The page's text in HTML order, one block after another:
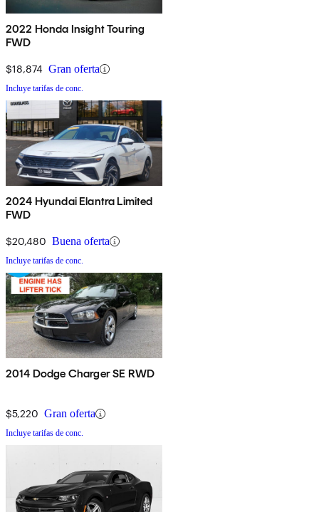
2022 Honda Insight Touring
FWD
$18,874 Gran oferta
Incluye tarifas de conc.
2024 Hyundai Elantra Limited
FWD
$20,480 Buena oferta
Incluye tarifas de conc.
2014 Dodge Charger SE RWD
$5,220 Gran oferta
Incluye tarifas de conc.